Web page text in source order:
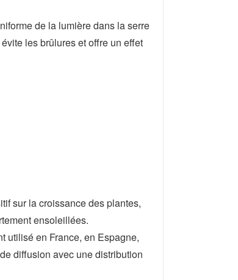
de la lumière dans la serre
les brûlures et offre un effet
sur la croissance des plantes,
ensoleillées.
utilisé en France, en Espagne,
diffusion avec une distribution